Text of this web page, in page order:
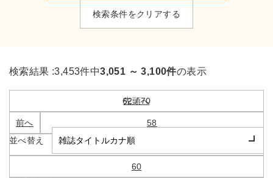
検索条件をクリアする
検索結果 :3,453件中3,051 ～ 3,100件の表示
62 / 70
先頭へ
前へ 58
59
60
並べ替え